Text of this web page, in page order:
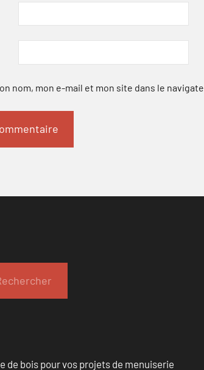
nom, mon e-mail et mon site dans le
de bois pour vos projets de menuiserie